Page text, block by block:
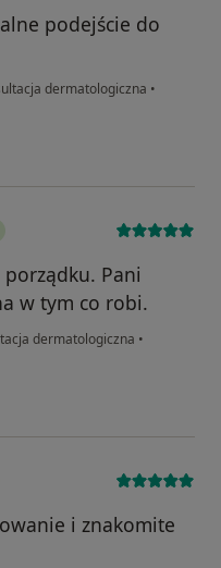
podejście do
dermatologiczna •
Pani
w tym co robi.
dermatologiczna •
i znakomite